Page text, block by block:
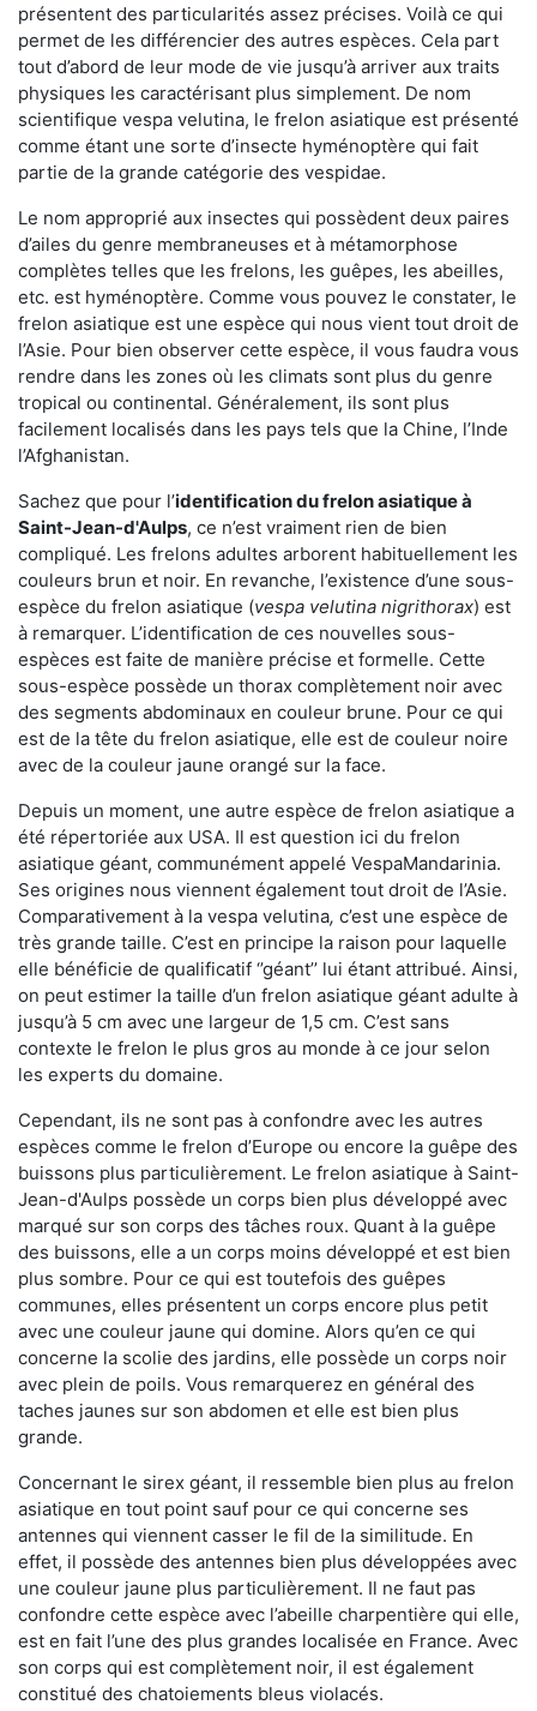
présentent des particularités assez précises. Voilà ce qui
permet de les différencier des autres espèces. Cela part
tout d’abord de leur mode de vie jusqu’à arriver aux traits
physiques les caractérisant plus simplement. De nom
scientifique vespa velutina, le frelon asiatique est présenté
comme étant une sorte d’insecte hyménoptère qui fait
partie de la grande catégorie des vespidae.
Le nom approprié aux insectes qui possèdent deux paires
d’ailes du genre membraneuses et à métamorphose
complètes telles que les frelons, les guêpes, les abeilles,
etc. est hyménoptère. Comme vous pouvez le constater, le
frelon asiatique est une espèce qui nous vient tout droit de
l’Asie. Pour bien observer cette espèce, il vous faudra vous
rendre dans les zones où les climats sont plus du genre
tropical ou continental. Généralement, ils sont plus
facilement localisés dans les pays tels que la Chine, l’Inde
l’Afghanistan.
Sachez que pour l’identification du frelon asiatiqueà
Saint-Jean-d'Aulps, ce n’est vraiment rien de bien
compliqué. Les frelons adultes arborent habituellement les
couleurs brun et noir. En revanche, l’existence d’une sous-
espèce du frelon asiatique (vespa velutina nigrithorax) est
à remarquer. L’identification de ces nouvelles sous-
espèces est faite de manière précise et formelle. Cette
sous-espèce possède un thorax complètement noir avec
des segments abdominaux en couleur brune. Pour ce qui
est de la tête du frelon asiatique, elle est de couleur noire
avec de la couleur jaune orangé sur la face.
Depuis un moment, une autre espèce de frelon asiatique a
été répertoriée aux USA. Il est question ici du frelon
asiatique géant, communément appelé VespaMandarinia.
Ses origines nous viennent également tout droit de l’Asie.
Comparativement à la vespa velutina, c’est une espèce de
très grande taille. C’est en principe la raison pour laquelle
elle bénéficie de qualificatif ‘’géant’’ lui étant attribué. Ainsi,
on peut estimer la taille d’un frelon asiatique géant adulte à
jusqu’à 5 cm avec une largeur de 1,5 cm. C’est sans
contexte le frelon le plus gros au monde à ce jour selon
les experts du domaine.
Cependant, ils ne sont pas à confondre avec les autres
espèces comme le frelon d’Europe ou encore la guêpe des
buissons plus particulièrement. Le frelon asiatique à Saint-
Jean-d'Aulps possède un corps bien plus développé avec
marqué sur son corps des tâches roux. Quant à la guêpe
des buissons, elle a un corps moins développé et est bien
plus sombre. Pour ce qui est toutefois des guêpes
communes, elles présentent un corps encore plus petit
avec une couleur jaune qui domine. Alors qu’en ce qui
concerne la scolie des jardins, elle possède un corps noir
avec plein de poils. Vous remarquerez en général des
taches jaunes sur son abdomen et elle est bien plus
grande.
Concernant le sirex géant, il ressemble bien plus au frelon
asiatique en tout point sauf pour ce qui concerne ses
antennes qui viennent casser le fil de la similitude. En
effet, il possède des antennes bien plus développées avec
une couleur jaune plus particulièrement. Il ne faut pas
confondre cette espèce avec l’abeille charpentière qui elle,
est en fait l’une des plus grandes localisée en France. Avec
son corps qui est complètement noir, il est également
constitué des chatoiements bleus violacés.